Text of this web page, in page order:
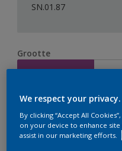
SN.01.87
Grootte
2,5 L
We respect your privacy.
By clicking “Accept All
on your device to enhance site
assist in our marketing efforts.